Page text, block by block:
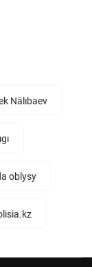
Nälıbaev
oblysy